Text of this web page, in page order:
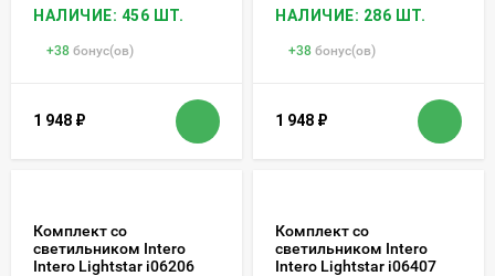
НАЛИЧИЕ: 456 ШТ.
+38 бонус(ов)
1 948 ₽
НАЛИЧИЕ: 286 ШТ.
+38 бонус(ов)
1 948 ₽
Комплект со
светильником Intero
Intero Lightstar i06206
Комплект со
светильником Intero
Intero Lightstar i06407